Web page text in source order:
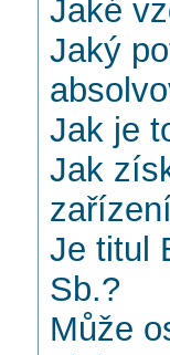
Jaké
Jaký
Jak je
Jak
Je titul
Sb.?
Může